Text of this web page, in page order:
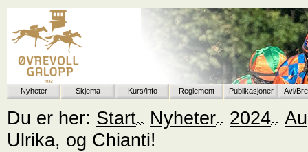
Nyheter Skjema Kurs/info Reglement Publikasjoner Avl/
Du er her: Start Nyheter 2024
Ulrika, og Chianti!